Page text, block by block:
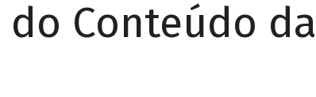
Conteúdo da